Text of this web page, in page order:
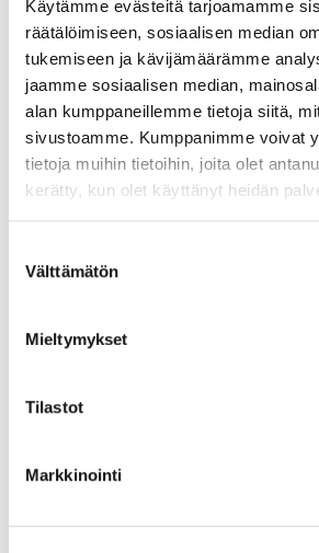
Käytämme evästeitä tarjoamamme
räätälöimiseen, sosiaalisen median
tukemiseen ja kävijämäärämme
jaamme sosiaalisen median,
alan kumppaneillemme tietoja siitä,
sivustoamme. Kumppanimme voivat
tietoja muihin tietoihin, joita olet
kerätty, kun olet käyttänyt heidän
valinta
Välttämätön
Mieltymykset
Tilastot
Markkinointi
meriliikenteen
vaikutimme osaltamme siihen,
mennessään laki vähentäisi